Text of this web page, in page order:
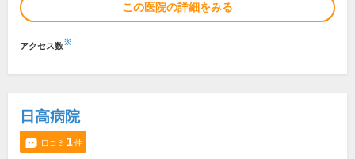
この医院の詳細をみる
アクセス数※
日高病院
口コミ 1件